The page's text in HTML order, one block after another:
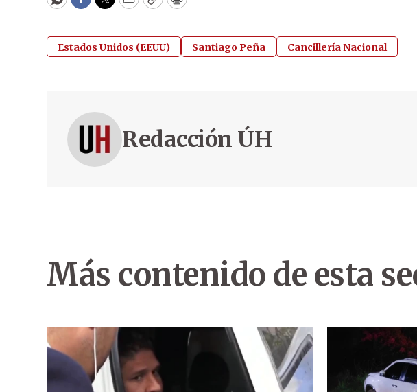
WhatsApp
Facebook
Twitter
EmailCopyPrint
Estados Unidos (EEUU) Santiago Peña Cancillería Nacional
Redacción ÚH
Más contenido de esta